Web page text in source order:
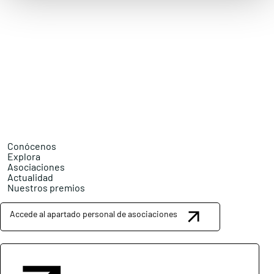
Conócenos
Explora
Asociaciones
Actualidad
Nuestros premios
Accede al apartado personal de asociaciones